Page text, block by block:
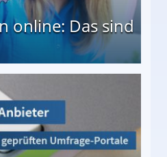
online: Das sind